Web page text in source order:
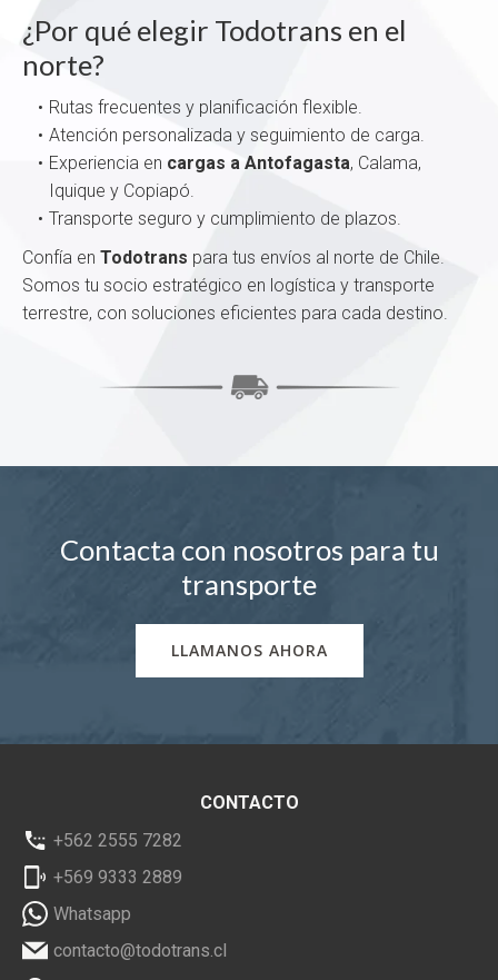
¿Por qué elegir Todotrans en el
norte?
Rutas frecuentes y planificación flexible.
Atención personalizada y seguimiento de carga.
Experiencia en cargas a Antofagasta, Calama,
Iquique y Copiapó.
Transporte seguro y cumplimiento de plazos.
Confía en Todotrans para tus envíos al norte de Chile.
Somos tu socio estratégico en logística y transporte
terrestre, con soluciones eficientes para cada destino.
Contacta con nosotros para tu
transporte
LLAMANOS AHORA
CONTACTO
+562 2555 7282
+569 9333 2889
Whatsapp
contacto@todotrans.cl